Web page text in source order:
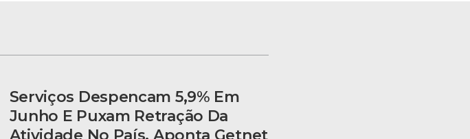
Serviços Despencam 5,9% Em
Junho E Puxam Retração Da
Atividade No País, Aponta Getnet